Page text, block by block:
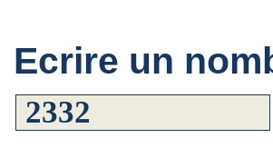
Ecrire un